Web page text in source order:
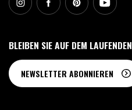
BLEIBEN SIE AUF DEM LAUFENDEN
NEWSLETTER ABONNIEREN